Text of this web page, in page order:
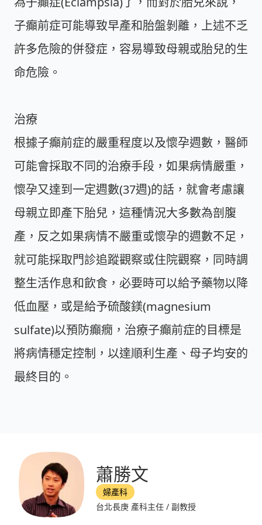
子癲前症可能導致早產和胎盤剝離，上述不乏
許多危險的併發症，容易導致母親或胎兒的生
命危險。
治療
根據子癲前症的嚴重程度以及懷孕週數，醫師
可能會採取不同的治療手段，如果病情嚴重，
懷孕又達到一定週數(37週)的話，就會考慮讓
母親立即產下胎兒，這種情況大多數為剖腹
產，反之如果病情不嚴重或懷孕的週數不足，
就可能採取門診追蹤觀察或住院觀察，同時調
整生活作息和飲食，必要時可以給予藥物以降
低血壓，或是給予硫酸鎂(magnesium
sulfate)以預防癲癇，治療子癲前症的目標是
將病情穩定控制，以達順利生產、母子均安的
最終目的。
蕭勝文
婦產科
台北長庚 產科主任 / 副教授